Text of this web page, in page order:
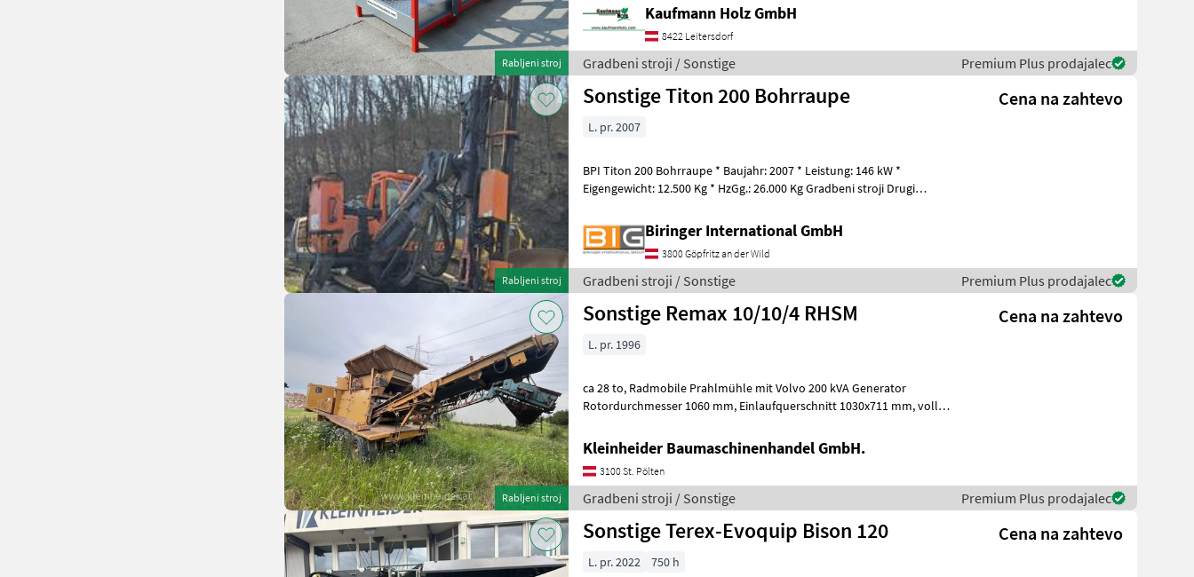
Rabljeni stroj
Kaufmann Holz GmbH
8422 Leitersdorf
Gradbeni stroji / Sonstige Premium Plus prodajalec
Rabljeni stroj
Sonstige Titon 200 Bohrraupe Cena na zahtevo
L. pr. 2007
BPI Titon 200 Bohrraupe * Baujahr: 2007 * Leistung: 146 kW *
Eigengewicht: 12.500 Kg * HzGg.: 26.000 Kg Gradbeni stroji Drugi
Biringer International GmbH
3800 Göpfritz an der Wild
Gradbeni stroji / Sonstige Premium Plus prodajalec
Rabljeni stroj
Sonstige Remax 10/10/4 RHSM Cena na zahtevo
L. pr. 1996
ca 28 to, Radmobile Prahlmühle mit Volvo 200 kVA Generator
Rotordurchmesser 1060 mm, Einlaufquerschnitt 1030x711 mm, voll
Kleinheider Baumaschinenhandel GmbH.
3100 St. Pölten
Gradbeni stroji / Sonstige Premium Plus prodajalec
Sonstige Terex-Evoquip Bison 120 Cena na zahtevo
L. pr. 2022 750 h